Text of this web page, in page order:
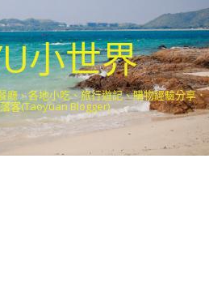
小世界
廳、各地小吃、旅行遊記、購物經驗分享．
客(Taoyuan Blogger)